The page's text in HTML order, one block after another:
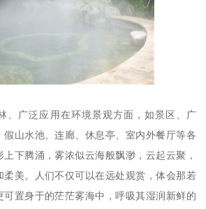
、广泛应用在环境景观方面，如景区、广
山水池、连廊、休息亭、室内外餐厅等各
下腾涌，雾浓似云海般飘渺，云起云聚，
柔美。人们不仅可以在远处观赏，体会那若
置身于的茫茫雾海中，呼吸其湿润新鲜的